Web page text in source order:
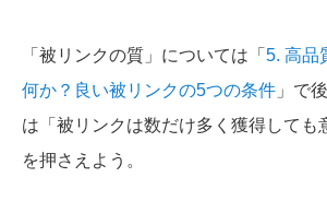
「被リンクの質」については「 5. 高品
何か？良い被リンクの5つの条件 」で
は「被リンクは数だけ多く獲得しても
を押さえよう。